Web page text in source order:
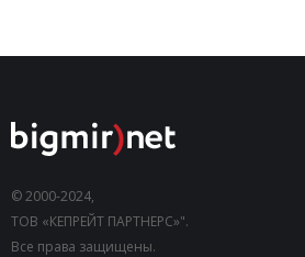
© 2000-2024,
ТОВ «КЕПРЕЙТ ПАРТНЕРС»".
Все права защищены.